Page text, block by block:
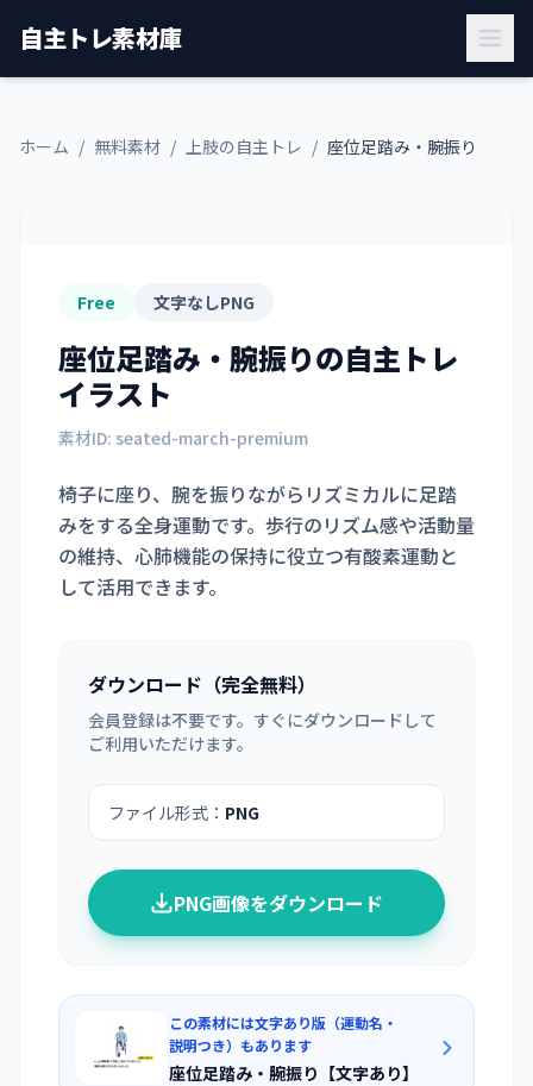
自主トレ素材庫
ホーム / 無料素材 / 上肢の自主トレ / 座位足踏み・腕振り
Free 文字なしPNG
座位足踏み・腕振りの自主トレ
イラスト
素材ID: seated-march-premium
椅子に座り、腕を振りながらリズミカルに足踏
みをする全身運動です。歩行のリズム感や活動量
の維持、心肺機能の保持に役立つ有酸素運動と
して活用できます。
ダウンロード（完全無料）
会員登録は不要です。すぐにダウンロードして
ご利用いただけます。
ファイル形式： PNG
PNG画像をダウンロード
この素材には文字あり版（運動名・
説明つき）もあります
座位足踏み・腕振り【文字あり】